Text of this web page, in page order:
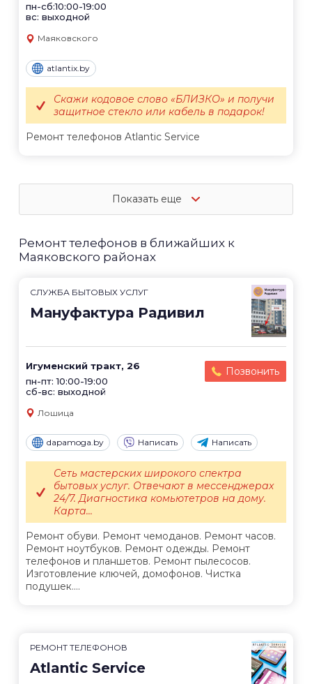
пн-сб:10:00-19:00
вс: выходной
Маяковского
atlantix.by
Ремонт телефонов Atlantic Service
Скажи кодовое слово «БЛИЗКО» и получи
защитное стекло или кабель в подарок!
Показать еще
Ремонт телефонов в ближайших к
Маяковского районах
СЛУЖБА БЫТОВЫХ УСЛУГ
Мануфактура Радивил
Игуменский тракт, 26
пн-пт: 10:00-19:00
сб-вс: выходной
Позвонить
Лошица
dapamoga.by Написать Написать
Ремонт обуви. Ремонт чемоданов. Ремонт часов.
Ремонт ноутбуков. Ремонт одежды. Ремонт
телефонов и планшетов. Ремонт пылесосов.
Изготовление ключей, домофонов. Чистка
подушек....
Сеть мастерских широкого спектра
бытовых услуг. Отвечают в мессенджерах
24/7. Диагностика комьютетров на дому.
Карта...
РЕМОНТ ТЕЛЕФОНОВ
Atlantic Service